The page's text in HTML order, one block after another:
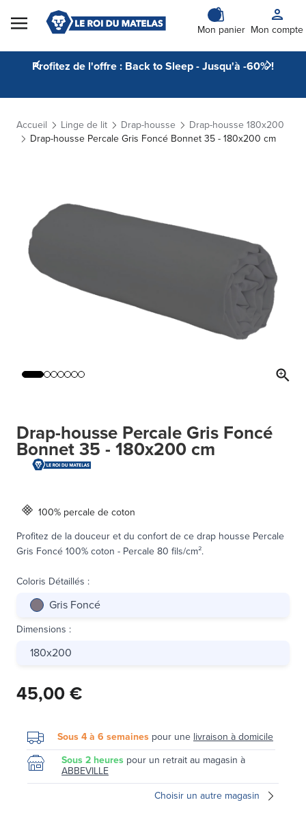
Skip to Content
Mon panier Mon compte
Profitez de l'offre : Back to Sleep - Jusqu'à -60% !
Accueil Linge de lit Drap-housse
Drap-housse 180x200
Drap-housse Percale Gris Foncé Bonnet 35 - 180x200 cm
Drap-housse Percale Gris Foncé
Bonnet 35 - 180x200 cm
100% percale de coton
Profitez de la douceur et du confort de ce drap housse Percale
Gris Foncé 100% coton - Percale 80 fils/cm².
Coloris Détaillés :
Gris Foncé
Dimensions :
180x200
45,00 €
Sous 4 à 6 semaines pour une livraison à domicile
Sous 2 heures pour un retrait au magasin à
ABBEVILLE
Choisir un autre magasin